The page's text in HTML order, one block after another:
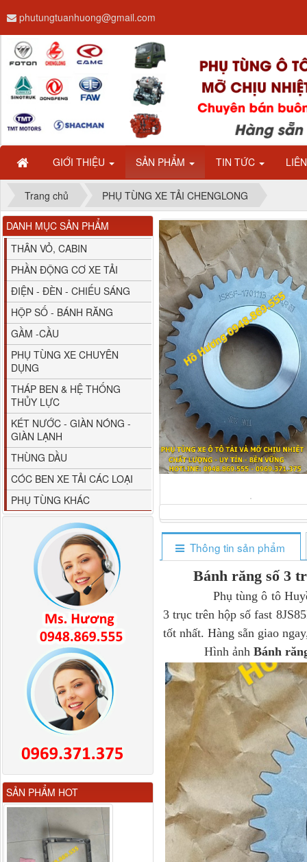
GIỚI THIỆU SẢN PHẨM TIN TỨC
phutungtuanhuong@gmail.com
Trang chủ PHỤ TÙNG XE TẢI CHENGLONG
Thông tin sản phẩm
Bánh răng số 3
Phụ tùng ô tô Huyền
3 trục trên hộp số fast
tốt nhất. Hàng sẵn giao
Hình ảnh Bánh
DANH MỤC SẢN PHẨM
THÂN VỎ, CABIN
PHẦN ĐỘNG CƠ XE TẢI
ĐIỆN - ĐÈN - CHIẾU SÁNG
HỘP SỐ - BÁNH RĂNG
GẦM -CẦU
PHỤ TÙNG XE CHUYÊN
DỤNG
THÁP BEN & HỆ THỐNG
THỦY LỰC
KÉT NƯỚC - GIÀN NÓNG -
GIÀN LẠNH
THÙNG DẦU
CÓC BEN XE TẢI CÁC LOẠI
PHỤ TÙNG KHÁC
SẢN PHẨM HOT
Dây ga CAMC H08 dài
2.68m
Bình nước phụ
Chenglong hải âu...
80YHCB-60 Bơm xăng
dầu 60m3/h...
M4610162101A0 Tapbi
cửa Thaco...
Gương chiếu hậu FAW
JH6 có sấy...